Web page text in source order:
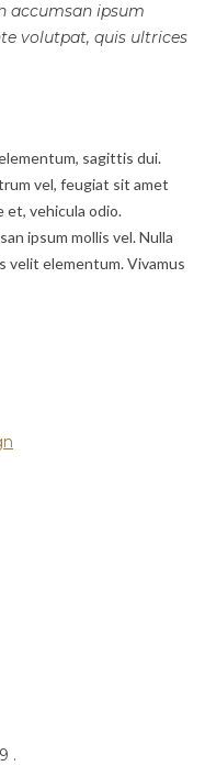
accumsan ipsum
volutpat, quis ultrices
sagittis dui.
vel, feugiat sit amet
et, vehicula odio.
ipsum mollis vel. Nulla
velit elementum. Vivamus
.